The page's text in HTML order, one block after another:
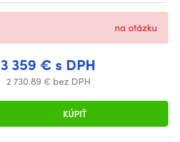
3 359 € s DPH
2 730.89 € bez DPH
KÚPIŤ
na otázku